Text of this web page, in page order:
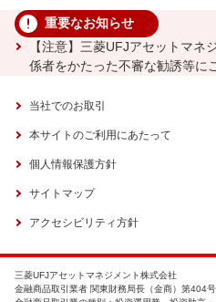
重要なお知らせ
【注意】三菱UFJアセットマネ
係者をかたった不審な勧誘等に
当社でのお取引
本サイトのご利用にあたって
個人情報保護方針
サイトマップ
アクセシビリティ方針
三菱UFJアセットマネジメント株式会社
金融商品取引業者 関東財務局長（金商）第404号